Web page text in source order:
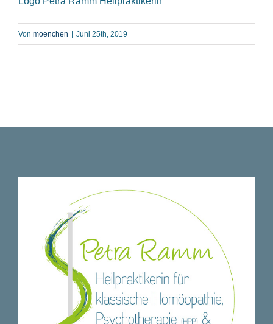
Von moenchen Juni 25th, 2019